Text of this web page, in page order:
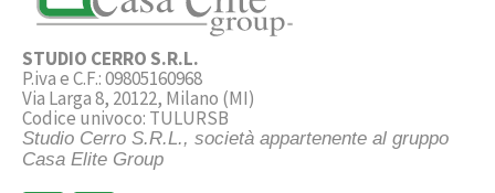
STUDIO CERRO S.R.L.
P.iva e C.F.: 09805160968
Via Larga 8, 20122, Milano (MI)
Codice univoco: TULURSB
Studio Cerro S.R.L., società appartenente al gruppo
Casa Elite Group